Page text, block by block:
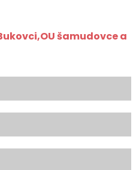
šamudovce a